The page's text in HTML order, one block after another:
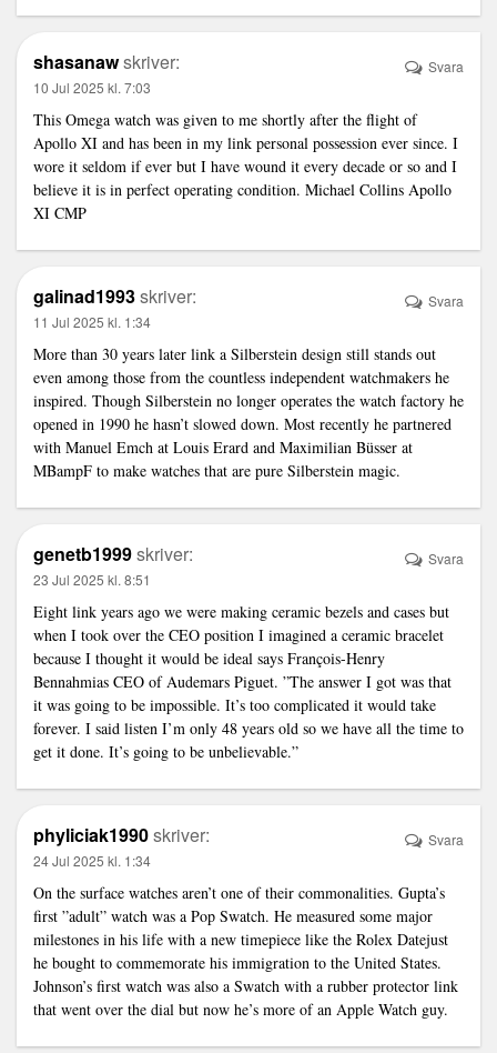
shasanawskriver:
10 Jul 2025 kl. 7:03
This Omega watch was given to me shortly after the flight of
Apollo XI and has been in my link personal possession ever since. I
wore it seldom if ever but I have wound it every decade or so and I
believe it is in perfect operating condition. Michael Collins Apollo
XI CMP
Svara
galinad1993skriver:
11 Jul 2025 kl. 1:34
More than 30 years later link a Silberstein design still stands out
even among those from the countless independent watchmakers he
inspired. Though Silberstein no longer operates the watch factory he
opened in 1990 he hasn’t slowed down. Most recently he partnered
with Manuel Emch at Louis Erard and Maximilian Büsser at
MBampF to make watches that are pure Silberstein magic.
Svara
genetb1999skriver:
23 Jul 2025 kl. 8:51
Eight link years ago we were making ceramic bezels and cases but
when I took over the CEO position I imagined a ceramic bracelet
because I thought it would be ideal says François-Henry
Bennahmias CEO of Audemars Piguet. ”The answer I got was that
it was going to be impossible. It’s too complicated it would take
forever. I said listen I’m only 48 years old so we have all the time to
get it done. It’s going to be unbelievable.”
Svara
phyliciak1990skriver:
24 Jul 2025 kl. 1:34
On the surface watches aren’t one of their commonalities. Gupta’s
first ”adult” watch was a Pop Swatch. He measured some major
milestones in his life with a new timepiece like the Rolex Datejust
he bought to commemorate his immigration to the United States.
Johnson’s first watch was also a Swatch with a rubber protector link
that went over the dial but now he’s more of an Apple Watch guy.
Svara